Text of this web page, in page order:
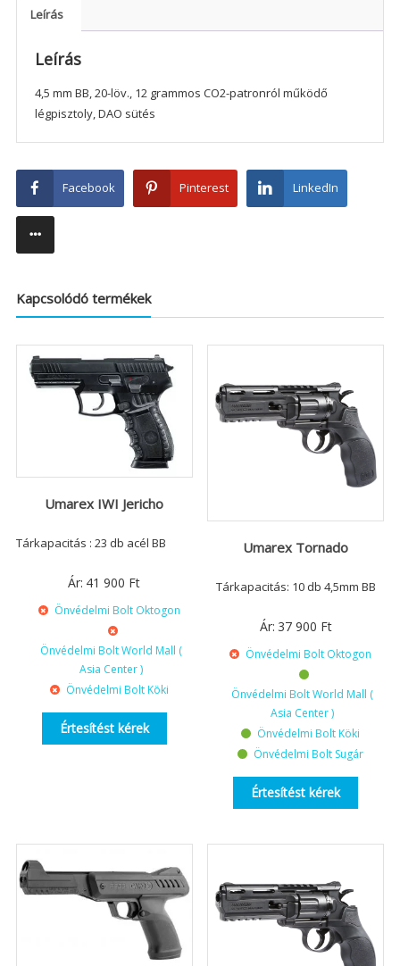
Leírás
Leírás
4,5 mm BB, 20-löv., 12 grammos CO2-patronról működő
légpisztoly, DAO sütés
Facebook Pinterest LinkedIn
Kapcsolódó termékek
Umarex IWI Jericho
Tárkapacitás : 23 db acél BB
Ár: 41 900 Ft
Önvédelmi Bolt Oktogon
Önvédelmi Bolt World Mall (
Asia Center )
Önvédelmi Bolt Köki
Értesítést kérek
Umarex Tornado
Tárkapacitás: 10 db 4,5mm BB
Ár: 37 900 Ft
Önvédelmi Bolt Oktogon
Önvédelmi Bolt World Mall (
Asia Center )
Önvédelmi Bolt Köki
Önvédelmi Bolt Sugár
Értesítést kérek